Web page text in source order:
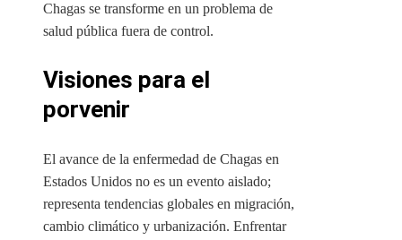
Chagas se transforme en un problema de
salud pública fuera de control.
Visiones para el
porvenir
El avance de la enfermedad de Chagas en
Estados Unidos no es un evento aislado;
representa tendencias globales en migración,
cambio climático y urbanización. Enfrentar